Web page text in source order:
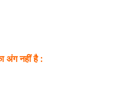
अंग नहीं है :